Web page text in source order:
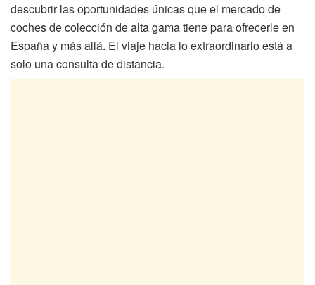
descubrir las oportunidades únicas que el mercado de
coches de colección de alta gama tiene para ofrecerle en
España y más allá. El viaje hacia lo extraordinario está a
solo una consulta de distancia.